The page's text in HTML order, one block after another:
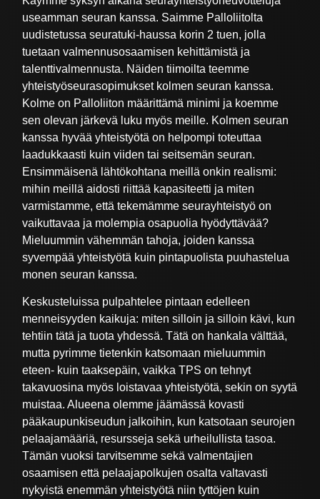
useamman seuran kanssa. Saimme Palloliitolta
uudistetussa seuratuki-haussa korin 2 tuen, jolla
tuetaan valmennusosaamisen kehittämistä ja
talenttivalmennusta. Näiden tiimoilta teemme
yhteistyöseurasopimukset kolmen seuran kanssa.
Kolme on Palloliiton määrittämä minimi ja koemme
sen olevan järkevä luku myös meille. Kolmen seuran
kanssa hyvää yhteistyötä on helpompi toteuttaa
laadukkaasti kuin viiden tai seitsemän seuran.
Ensimmäisenä lähtökohtana meillä onkin realismi:
mihin meillä aidosti riittää kapasiteetti ja miten
varmistamme, että tekemämme seurayhteistyö on
vaikuttavaa ja molempia osapuolia hyödyttävää?
Mieluummin vähemmän tahoja, joiden kanssa
syvempää yhteistyötä kuin pintapuolista puuhastelua
monen seuran kanssa.
Keskusteluissa pulpahtelee pintaan edelleen
menneisyyden kaikuja: miten silloin ja silloin kävi, kun
tehtiin tätä ja tuota yhdessä. Tätä on hankala välttää,
mutta pyrimme tietenkin katsomaan mieluummin
eteen- kuin taaksepäin, vaikka TPS on tehnyt
takavuosina myös loistavaa yhteistyötä, sekin on syytä
muistaa. Alueena olemme jäämässä kovasti
pääkaupunkiseudun jalkoihin, kun katsotaan seurojen
pelaajamääriä, resursseja sekä urheilullista tasoa.
Tämän vuoksi tarvitsemme sekä valmentajien
osaamisen että pelaajapolkujen osalta valtavasti
nykyistä enemmän yhteistyötä niin tyttöjen kuin